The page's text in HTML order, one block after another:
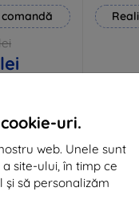
uri.
web. Unele sunt
site-ului, în timp ce
să personalizăm